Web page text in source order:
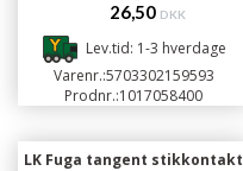
26,50 DKK
Lev.tid: 1-3 hverdage
Varenr.:5703302159593
Prodnr.:1017058400
LK Fuga tangent stikkontakt